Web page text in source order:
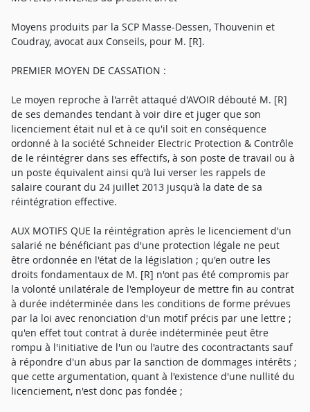
Moyens produits par la SCP Masse-Dessen, Thouvenin et
Coudray, avocat aux Conseils, pour M. [R].
PREMIER MOYEN DE CASSATION :
Le moyen reproche à l'arrêt attaqué d'AVOIR débouté M. [R]
de ses demandes tendant à voir dire et juger que son
licenciement était nul et à ce qu'il soit en conséquence
ordonné à la société Schneider Electric Protection & Contrôle
de le réintégrer dans ses effectifs, à son poste de travail ou à
un poste équivalent ainsi qu'à lui verser les rappels de
salaire courant du 24 juillet 2013 jusqu'à la date de sa
réintégration effective.
AUX MOTIFS QUE la réintégration après le licenciement d'un
salarié ne bénéficiant pas d'une protection légale ne peut
être ordonnée en l'état de la législation ; qu'en outre les
droits fondamentaux de M. [R] n'ont pas été compromis par
la volonté unilatérale de l'employeur de mettre fin au contrat
à durée indéterminée dans les conditions de forme prévues
par la loi avec renonciation d'un motif précis par une lettre ;
qu'en effet tout contrat à durée indéterminée peut être
rompu à l'initiative de l'un ou l'autre des cocontractants sauf
à répondre d'un abus par la sanction de dommages intérêts ;
que cette argumentation, quant à l'existence d'une nullité du
licenciement, n'est donc pas fondée ;